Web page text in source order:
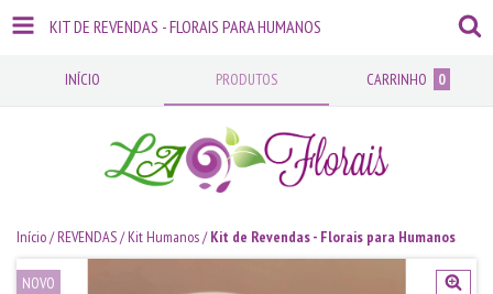
KIT DE REVENDAS - FLORAIS PARA HUMANOS
INÍCIO PRODUTOS CARRINHO 0
Início/ REVENDAS/ Kit Humanos/ Kit de Revendas - Florais para Humanos
NOVO